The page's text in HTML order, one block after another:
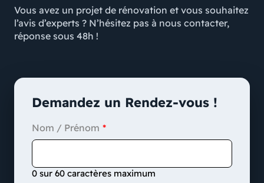
Vous avez un projet de rénovation et vous souhaitez
l’avis d’experts ? N’hésitez pas à nous contacter,
réponse sous 48h !
Demandez un Rendez-vous !
Nom / Prénom
0 sur 60 caractères maximum